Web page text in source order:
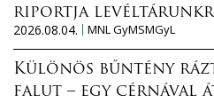
riportja
2026.08.04.
MNL GyMSMGyL
Különös bűntény
falut – egy